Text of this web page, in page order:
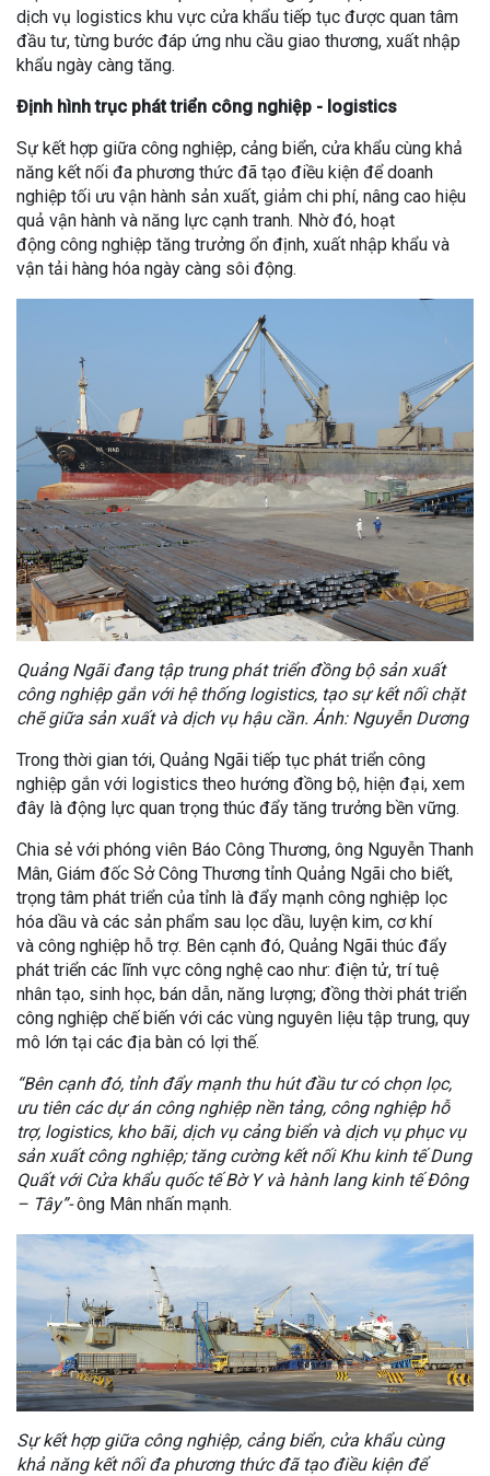
dịch vụ logistics khu vực cửa khẩu tiếp tục được quan tâm
đầu tư, từng bước đáp ứng nhu cầu giao thương, xuất nhập
khẩu ngày càng tăng.
Định hình trục phát triển công nghiệp - logistics
Sự kết hợp giữa công nghiệp, cảng biển, cửa khẩu cùng khả
năng kết nối đa phương thức đã tạo điều kiện để doanh
nghiệp tối ưu vận hành sản xuất, giảm chi phí, nâng cao hiệu
quả vận hành và năng lực cạnh tranh. Nhờ đó, hoạt
động công nghiệp tăng trưởng ổn định, xuất nhập khẩu và
vận tải hàng hóa ngày càng sôi động.
Quảng Ngãi đang tập trung phát triển đồng bộ sản xuất
công nghiệp gắn với hệ thống logistics, tạo sự kết nối chặt
chẽ giữa sản xuất và dịch vụ hậu cần. Ảnh: Nguyễn Dương
Trong thời gian tới, Quảng Ngãi tiếp tục phát triển công
nghiệp gắn với logistics theo hướng đồng bộ, hiện đại, xem
đây là động lực quan trọng thúc đẩy tăng trưởng bền vững.
Chia sẻ với phóng viên Báo Công Thương, ông Nguyễn Thanh
Mân, Giám đốc Sở Công Thương tỉnh Quảng Ngãi cho biết,
trọng tâm phát triển của tỉnh là đẩy mạnh công nghiệp lọc
hóa dầu và các sản phẩm sau lọc dầu, luyện kim, cơ khí
và công nghiệp hỗ trợ. Bên cạnh đó, Quảng Ngãi thúc đẩy
phát triển các lĩnh vực công nghệ cao như: điện tử, trí tuệ
nhân tạo, sinh học, bán dẫn, năng lượng; đồng thời phát triển
công nghiệp chế biến với các vùng nguyên liệu tập trung, quy
mô lớn tại các địa bàn có lợi thế.
“Bên cạnh đó, tỉnh đẩy mạnh thu hút đầu tư có chọn lọc,
ưu tiên các dự án công nghiệp nền tảng, công nghiệp hỗ
trợ, logistics, kho bãi, dịch vụ cảng biển và dịch vụ phục vụ
sản xuất công nghiệp; tăng cường kết nối Khu kinh tế Dung
Quất với Cửa khẩu quốc tế Bờ Y và hành lang kinh tế Đông
– Tây”-ông Mân nhấn mạnh.
Sự kết hợp giữa công nghiệp, cảng biển, cửa khẩu cùng
khả năng kết nối đa phương thức đã tạo điều kiện để